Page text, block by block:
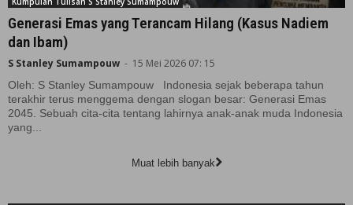
Generasi Emas yang Terancam Hilang (Kasus Nadiem
dan Ibam)
S Stanley Sumampouw - 15 Mei 2026 07: 15
Oleh: S Stanley Sumampouw Indonesia sejak beberapa tahun
terakhir terus menggema dengan slogan besar: Generasi Emas
2045. Sebuah cita-cita tentang lahirnya anak-anak muda Indonesia
yang...
Muat lebih banyak